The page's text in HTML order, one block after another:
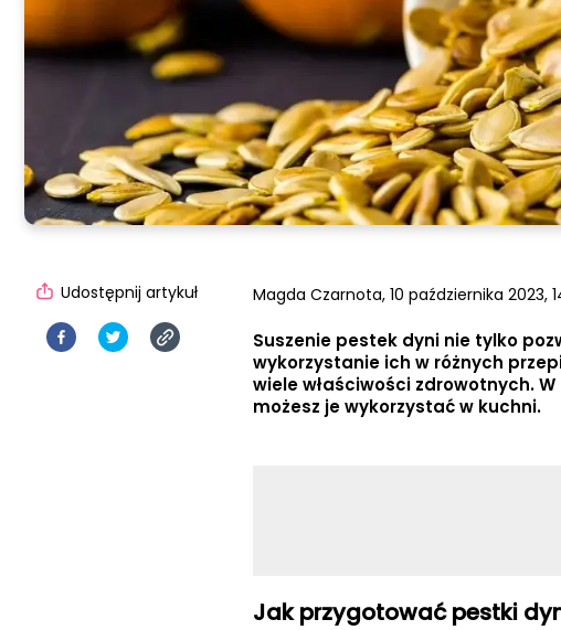
Magda Czarnota, 10 października 2023,
Suszenie pestek dyni nie tylko
wykorzystanie ich w różnych
wiele właściwości zdrowotnych.
możesz je wykorzystać w kuchni.
Jak przygotować pestki
Udostępnij artykuł